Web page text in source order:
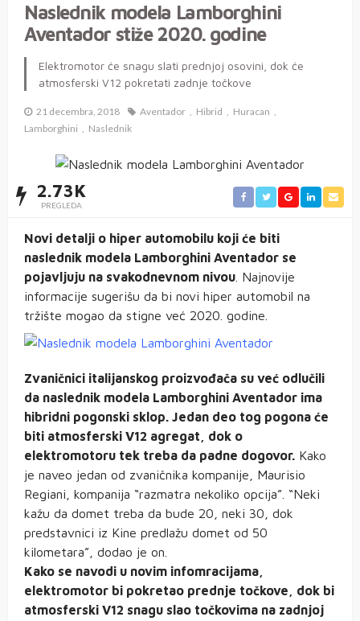
Naslednik modela Lamborghini
Aventador stiže 2020. godine
Elektromotor će snagu slati prednjoj osovini, dok će
atmosferski V12 pokretati zadnje točkove
21 decembra, 2018 Aventador Hibrid
Huracan
Lamborghini
Naslednik
2.73K
PREGLEDA
Novi detalji o hiper automobilu koji će biti
naslednik modela Lamborghini Aventador se
pojavljuju na svakodnevnom nivou . Najnovije
informacije sugerišu da bi novi hiper automobil na
tržište mogao da stigne već 2020. godine.
Zvaničnici italijanskog proizvođača su već odlučili
da naslednik modela Lamborghini Aventador ima
hibridni pogonski sklop. Jedan deo tog pogona će
biti atmosferski V12 agregat, dok o
elektromotoru tek treba da padne dogovor. Kako
je naveo jedan od zvaničnika kompanije, Maurisio
Regiani, kompanija “razmatra nekoliko opcija”. “Neki
kažu da domet treba da bude 20, neki 30, dok
predstavnici iz Kine predlažu domet od 50
kilometara”, dodao je on.
Kako se navodi u novim infomracijama,
elektromotor bi pokretao prednje točkove, dok bi
atmosferski V12 snagu slao točkovima na zadnjoj